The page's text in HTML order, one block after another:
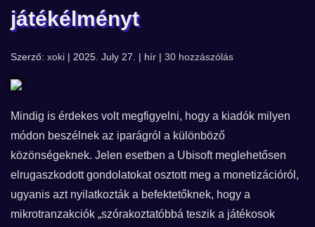
játékélményt
Szerző: xoki | 2025. July 27. | hír | 30 hozzászólás
Mindig is érdekes volt megfigyelni, hogy a kiadók milyen
módon beszélnek az iparágról a különböző
közönségeknek. Jelen esetben a Ubisoft meglehetősen
elrugaszkodott gondolatokat osztott meg a monetizációról,
ugyanis azt nyilatkozták a befektetőknek, hogy a
mikrotranzakciók „szórakoztatóbbá teszik a játékosok